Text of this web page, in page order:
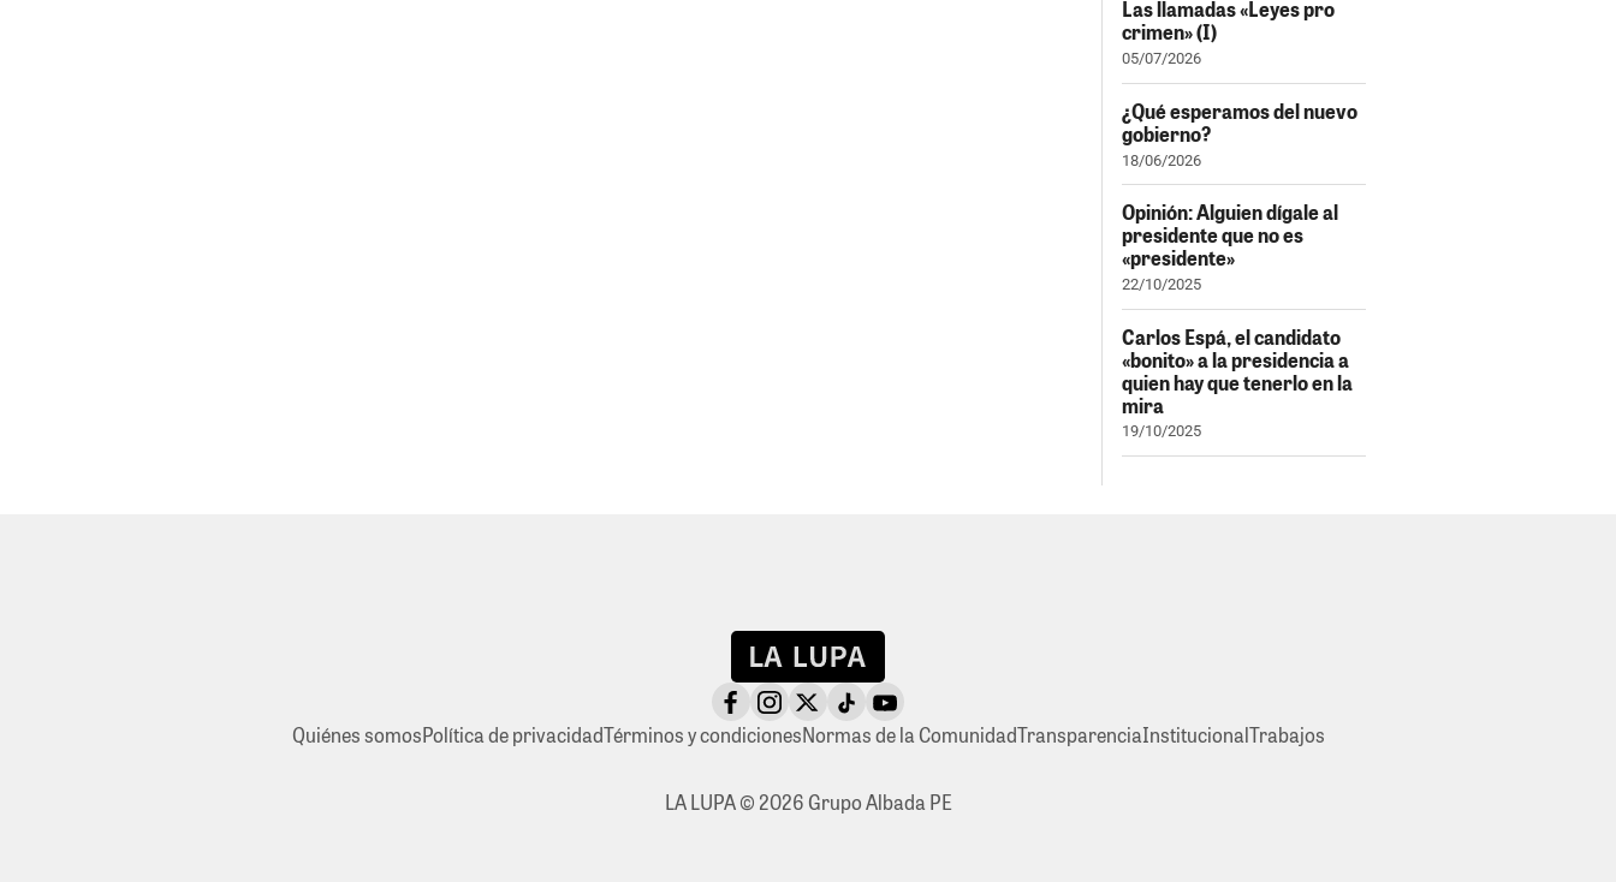
Las llamadas «Leyes pro
crimen» (I)
05/07/2026
¿Qué esperamos del nuevo
gobierno?
18/06/2026
Opinión: Alguien dígale al
presidente que no es
«presidente»
22/10/2025
Carlos Espá, el candidato
«bonito» a la presidencia a
quien hay que tenerlo en la
mira
19/10/2025
Quiénes somosPolítica de privacidadTérminos y condicionesNormas de la ComunidadTransparenciaInstitucionalTrabajos
LA LUPA © 2026 Grupo Albada PE